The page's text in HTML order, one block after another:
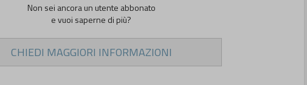
Non sei ancora un utente abbonato
e vuoi saperne di più?
CHIEDI MAGGIORI INFORMAZIONI